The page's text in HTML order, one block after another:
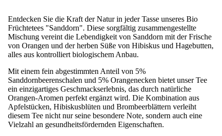
Entdecken Sie die Kraft der Natur in jeder Tasse unseres Bio
Früchtetees "Sanddorn". Diese sorgfältig zusammengestellte
Mischung vereint die Lebendigkeit von Sanddorn mit der Frische
von Orangen und der herben Süße von Hibiskus und Hagebutten,
alles aus kontrolliert biologischem Anbau.
Mit einem fein abgestimmten Anteil von 5%
Sanddornbeerenschalen und 5% Orangenecken bietet unser Tee
ein einzigartiges Geschmackserlebnis, das durch natürliche
Orangen-Aromen perfekt ergänzt wird. Die Kombination aus
Apfelstücken, Hibiskusblüten und Brombeerblättern verleiht
diesem Tee nicht nur seine besondere Note, sondern auch eine
Vielzahl an gesundheitsfördernden Eigenschaften.